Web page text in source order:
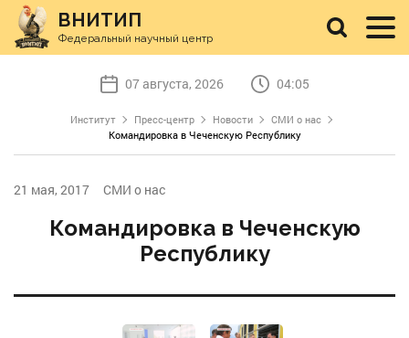
ВНИТИП
Федеральный научный центр
07 августа, 2026 04:05
Институт Пресс-центр Новости
СМИ о нас
Командировка в Чеченскую Республику
21 мая, 2017 СМИ о нас
Командировка в Чеченскую
Республику